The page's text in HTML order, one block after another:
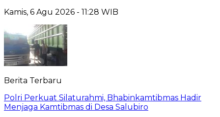
Kamis, 6 Agu 2026 - 11:28 WIB
Berita Terbaru
Polri Perkuat Silaturahmi, Bhabinkamtibmas Hadir
Menjaga Kamtibmas di Desa Salubiro